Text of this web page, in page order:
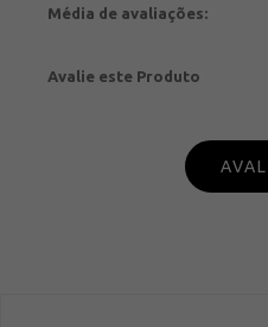
Média de avaliações:
Avalie este Produto